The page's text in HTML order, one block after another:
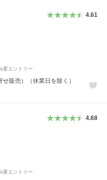
4.61
要エントリー
販売）（休業日を除く）
4.68
要エントリー